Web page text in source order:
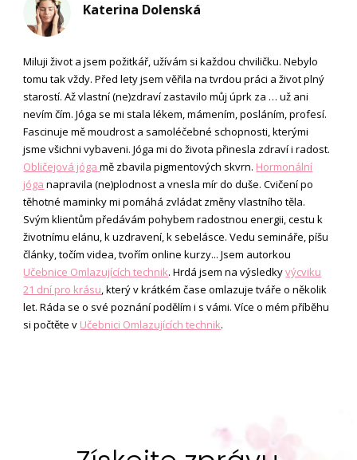
Katerina Dolenská
Miluji život a jsem požitkář, užívám si každou chviličku. Nebylo
tomu tak vždy. Před lety jsem věřila na tvrdou práci a život plný
starostí. Až vlastní (ne)zdraví zastavilo můj úprk za … už ani
nevím čím. Jóga se mi stala lékem, mámením, posláním, profesí.
Fascinuje mě moudrost a samoléčebné schopnosti, kterými
jsme všichni vybaveni. Jóga mi do života přinesla zdraví i radost.
Obličejová jógamě zbavila pigmentových skvrn. Hormonální
jóga napravila (ne)plodnost a vnesla mír do duše. Cvičení po
těhotné maminky mi pomáhá zvládat změny vlastního těla.
Svým klientům předávám pohybem radostnou energii, cestu k
životnímu elánu, k uzdravení, k sebelásce. Vedu semináře, píšu
články, točím videa, tvořím online kurzy... Jsem autorkou
Učebnice Omlazujících technik. Hrdá jsem na výsledkyvýcviku
21 dní pro krásu, který v krátkém čase omlazuje tváře o několik
let. Ráda se o své poznání podělím i s vámi. Více o mém příběhu
si počtěte v Učebnici Omlazujících technik.